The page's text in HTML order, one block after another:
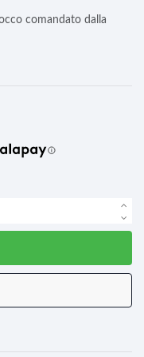
comandato dalla